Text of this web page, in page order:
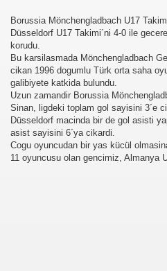
Borussia Mönchengladbach U17
Düsseldorf U17 Takimi´ni 4-0 ile
korudu.
Bu karsilasmada Mönchengladbach
cikan 1996 dogumlu Türk orta saha
galibiyete katkida bulundu.
Uzun zamandir Borussia
Sinan, ligdeki toplam gol sayisini 3´e
Düsseldorf macinda bir de gol asisti
asist sayisini 6´ya cikardi.
Cogu oyuncudan bir yas kücül
11 oyuncusu olan gencimiz, Almanya